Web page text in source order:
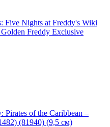
Five Nights at Freddy's Wiki
Freddy Exclusive
Pirates of the Caribbean –
(81940) (9,5 см)